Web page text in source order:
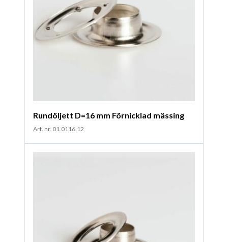
Rundöljett D=16 mm Förnicklad mässing
Art. nr. 01.0116.12